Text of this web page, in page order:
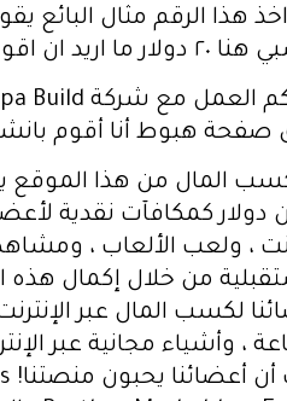
البائع يعلم اني اقوم بتسويق هذا المنتج بدعاية مالية مدفوعة
صفحة هبوط أنا أقوم
دولار كمكافآت نقدية
، ولعب الألعاب ،
من خلال إكمال
لكسب المال عبر
، وأشياء مجانية عبر